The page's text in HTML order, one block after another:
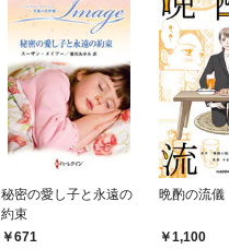
秘密の愛し子と永遠の
約束
671
晩酌の流儀
1,100